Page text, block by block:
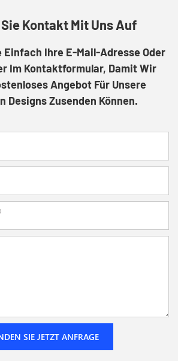
Kontakt Mit Uns Auf
Einfach Ihre E-Mail-Adresse Oder
Im Kontaktformular, Damit Wir
Angebot Für Unsere
Designs Zusenden Können.
SIE JETZT ANFRAGE